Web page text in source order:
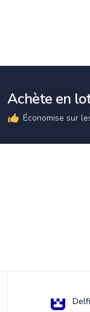
Achète en
Économise sur